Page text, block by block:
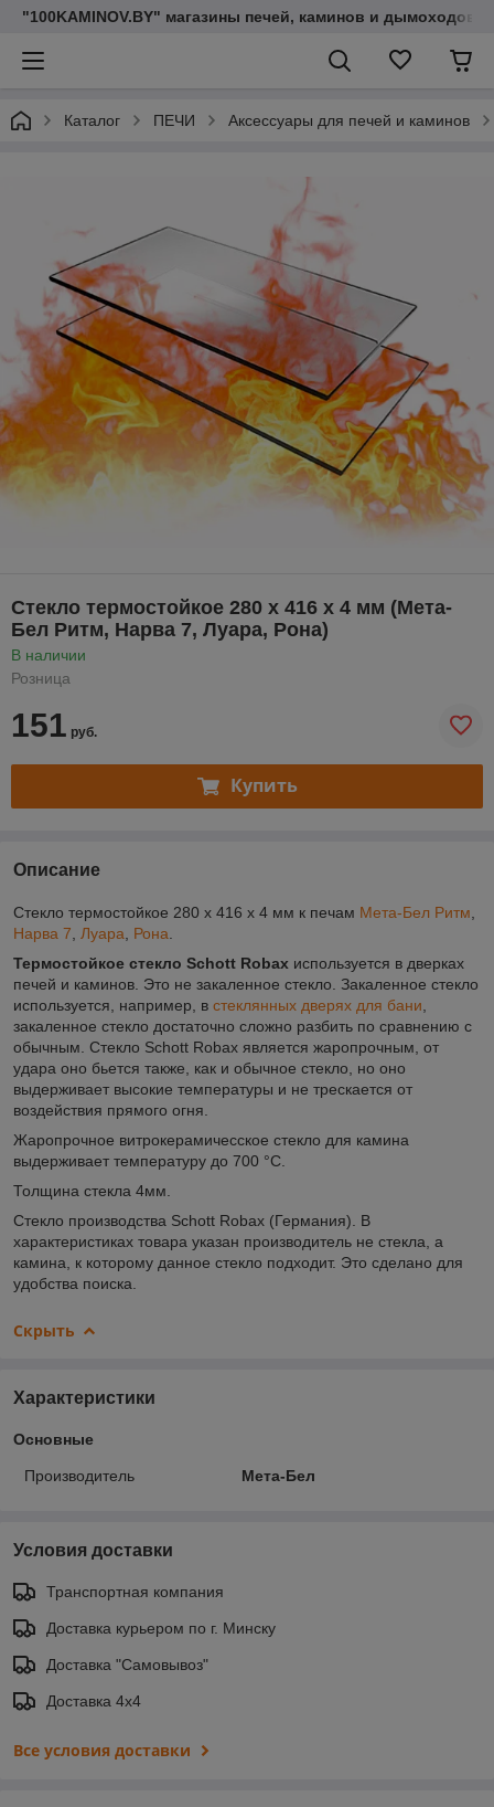
"100KAMINOV.BY" магазины печей, каминов и дымоходов
Каталог ПЕЧИ Аксессуары для печей и каминов
Стекло термостойкое 280 x 416 х 4 мм (Мета-
Бел Ритм, Нарва 7, Луара, Рона)
В наличии
Розница
151 руб.
Купить
Описание
Стекло термостойкое 280 x 416 х 4 мм к печам Мета-Бел Ритм
Нарва 7
Луара Рона
Термостойкое стекло Schott Robax используется в дверках
печей и каминов. Это не закаленное стекло. Закаленное стекло
используется, например, в стеклянных дверях для бани
закаленное стекло достаточно сложно разбить по сравнению с
обычным. Стекло Schott Robax является жаропрочным, от
удара оно бьется также, как и обычное стекло, но оно
выдерживает высокие температуры и не трескается от
воздействия прямого огня.
Жаропрочное витрокерамичесское стекло для камина
выдерживает температуру до 700 °C.
Толщина стекла 4мм.
Стекло производства Schott Robax (Германия). В
характеристиках товара указан производитель не стекла, а
камина, к которому данное стекло подходит. Это сделано для
удобства поиска.
Скрыть
Характеристики
Основные
Производитель Мета-Бел
Условия доставки
Транспортная компания
Доставка курьером по г. Минску
Доставка "Самовывоз"
Доставка 4х4
Все условия доставки